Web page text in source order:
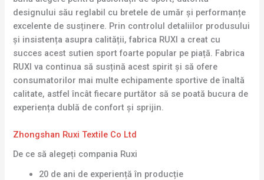
designului său reglabil cu bretele de umăr și performanțe
excelente de susținere. Prin controlul detaliilor produsului
și insistența asupra calității, fabrica RUXI a creat cu
succes acest sutien sport foarte popular pe piață. Fabrica
RUXI va continua să susțină acest spirit și să ofere
consumatorilor mai multe echipamente sportive de înaltă
calitate, astfel încât fiecare purtător să se poată bucura de
experiența dublă de confort și sprijin.
Zhongshan Ruxi Textile Co Ltd
De ce să alegeți compania Ruxi
20 de ani de experiență în producție